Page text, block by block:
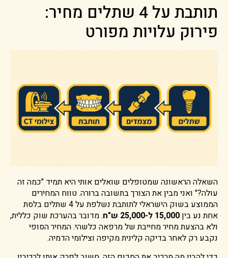
תותבת על 4 שתלים מחיר:
פירוק עלויות מפורט
השאלה הראשונה שמטופלים שואלים אותי היא תמיד "כמה זה
עולה?" ואני מבין את הצורך בתשובה ברורה. טווח המחירים
הממוצע בשוק הישראלי לתותבת נשלפת על 4 שתלים בלסת
אחת נע בין15,000 ל-25,000 ש"ח
. מדובר בהערכת שוק כללית,
ולא בהצעת מחיר מחייבת של מרפאה כלשהי. המחיר הסופי
נקבע רק לאחר בדיקה קלינית מקיפה וצילומי הדמיה.